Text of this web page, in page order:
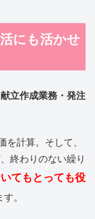
にも活かせ
献立作成業務・発注
計算。そして、
終わりのない繰り
てもとっても役
。